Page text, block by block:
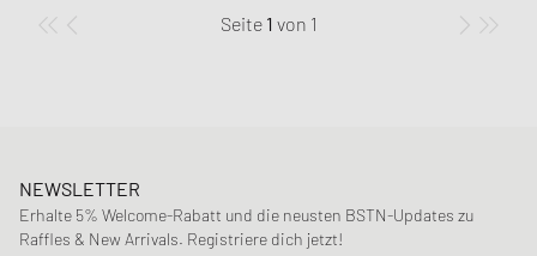
Seite 1 von 1
NEWSLETTER
Erhalte 5% Welcome-Rabatt und die neusten BSTN-Updates zu
Raffles & New Arrivals. Registriere dich jetzt!